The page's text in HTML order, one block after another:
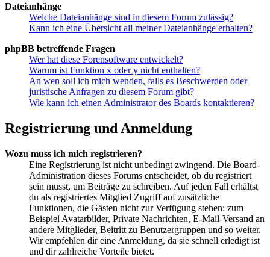
Dateianhänge
Welche Dateianhänge sind in diesem Forum zulässig?
Kann ich eine Übersicht all meiner Dateianhänge erhalten?
phpBB betreffende Fragen
Wer hat diese Forensoftware entwickelt?
Warum ist Funktion x oder y nicht enthalten?
An wen soll ich mich wenden, falls es Beschwerden oder
juristische Anfragen zu diesem Forum gibt?
Wie kann ich einen Administrator des Boards kontaktieren?
Registrierung und Anmeldung
Wozu muss ich mich registrieren?
Eine Registrierung ist nicht unbedingt zwingend. Die Board-
Administration dieses Forums entscheidet, ob du registriert
sein musst, um Beiträge zu schreiben. Auf jeden Fall erhältst
du als registriertes Mitglied Zugriff auf zusätzliche
Funktionen, die Gästen nicht zur Verfügung stehen: zum
Beispiel Avatarbilder, Private Nachrichten, E-Mail-Versand an
andere Mitglieder, Beitritt zu Benutzergruppen und so weiter.
Wir empfehlen dir eine Anmeldung, da sie schnell erledigt ist
und dir zahlreiche Vorteile bietet.